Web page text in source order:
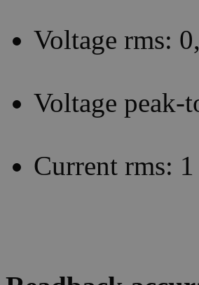
Voltage rms:
Voltage peak-
Current rms: